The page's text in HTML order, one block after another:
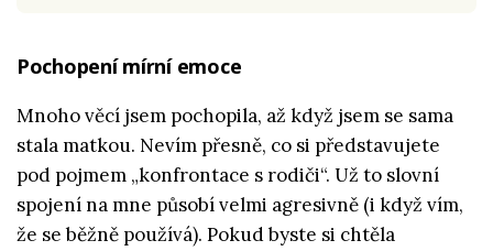
Pochopení mírní emoce
Mnoho věcí jsem pochopila, až když jsem se sama
stala matkou. Nevím přesně, co si představujete
pod pojmem „konfrontace s rodiči“. Už to slovní
spojení na mne působí velmi agresivně (i když vím,
že se běžně používá). Pokud byste si chtěla